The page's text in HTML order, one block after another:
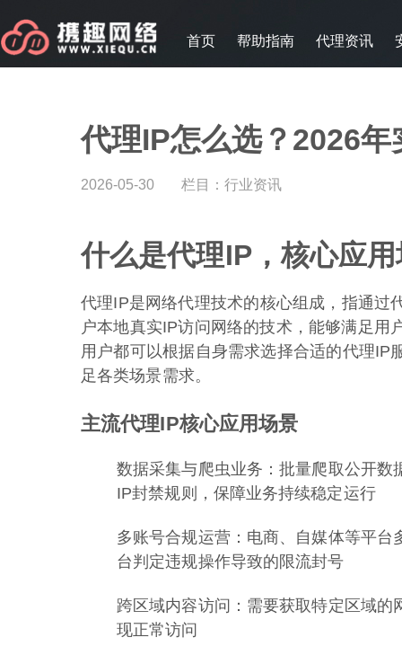
首页 帮助指南 代理资讯
代理IP怎么选？2026
2026-05-30 栏目： 行业资讯
什么是代理IP，核心应
代理IP是网络代理技术的核心组成，指通过
户本地真实IP访问网络的技术，能够满足
用户都可以根据自身需求选择合适的代理IP
足各类场景需求。
主流代理IP核心应用场景
数据采集与爬虫业务：批量爬取公开
IP封禁规则，保障业务持续稳定运行
多账号合规运营：电商、自媒体等平
台判定违规操作导致的限流封号
跨区域内容访问：需要获取特定区域
现正常访问